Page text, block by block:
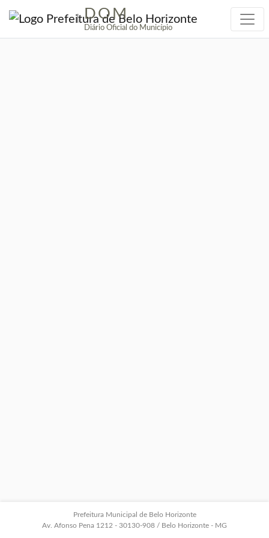
| DOM
Diário Oficial do Município
Prefeitura Municipal de Belo Horizonte
Av. Afonso Pena 1212 - 30130-908 / Belo Horizonte - MG